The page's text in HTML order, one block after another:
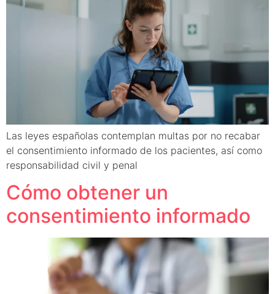
Las leyes españolas contemplan multas por no recabar
el consentimiento informado de los pacientes, así como
responsabilidad civil y penal
Cómo obtener un
consentimiento informado